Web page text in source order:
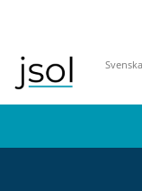
Svenska